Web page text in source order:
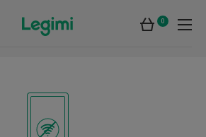
0